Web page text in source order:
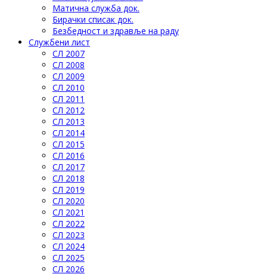
Матична служба док.
Бирачки списак док.
Безбедност и здравље на раду
Службени лист
СЛ 2007
СЛ 2008
СЛ 2009
СЛ 2010
СЛ 2011
СЛ 2012
СЛ 2013
СЛ 2014
СЛ 2015
СЛ 2016
СЛ 2017
СЛ 2018
СЛ 2019
СЛ 2020
СЛ 2021
СЛ 2022
СЛ 2023
СЛ 2024
СЛ 2025
СЛ 2026